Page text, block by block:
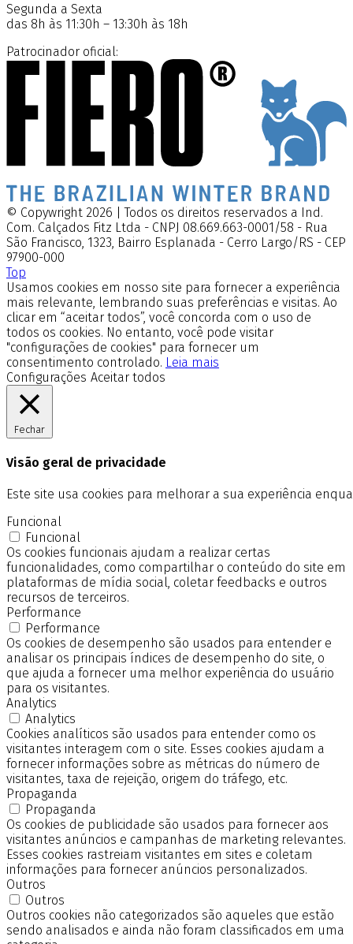
Segunda a Sexta
das 8h às 11:30h – 13:30h às 18h
Patrocinador oficial:
© Copywright 2026 | Todos os direitos reservados a Ind.
Com. Calçados Fitz Ltda - CNPJ 08.669.663-0001/58 - Rua
São Francisco, 1323, Bairro Esplanada - Cerro Largo/RS - CEP
97900-000
Top
Usamos cookies em nosso site para fornecer a experiência
mais relevante, lembrando suas preferências e visitas. Ao
clicar em “aceitar todos”, você concorda com o uso de
todos os cookies. No entanto, você pode visitar
"configurações de cookies" para fornecer um
consentimento controlado. Leia mais
Configurações Aceitar todos
Fechar
Visão geral de privacidade
Este site usa cookies para melhorar a sua experiência
Funcional
Funcional
Os cookies funcionais ajudam a realizar certas
funcionalidades, como compartilhar o conteúdo do site em
plataformas de mídia social, coletar feedbacks e outros
recursos de terceiros.
Performance
Performance
Os cookies de desempenho são usados para entender e
analisar os principais índices de desempenho do site, o
que ajuda a fornecer uma melhor experiência do usuário
para os visitantes.
Analytics
Analytics
Cookies analíticos são usados para entender como os
visitantes interagem com o site. Esses cookies ajudam a
fornecer informações sobre as métricas do número de
visitantes, taxa de rejeição, origem do tráfego, etc.
Propaganda
Propaganda
Os cookies de publicidade são usados para fornecer aos
visitantes anúncios e campanhas de marketing relevantes.
Esses cookies rastreiam visitantes em sites e coletam
informações para fornecer anúncios personalizados.
Outros
Outros
Outros cookies não categorizados são aqueles que estão
sendo analisados e ainda não foram classificados em uma